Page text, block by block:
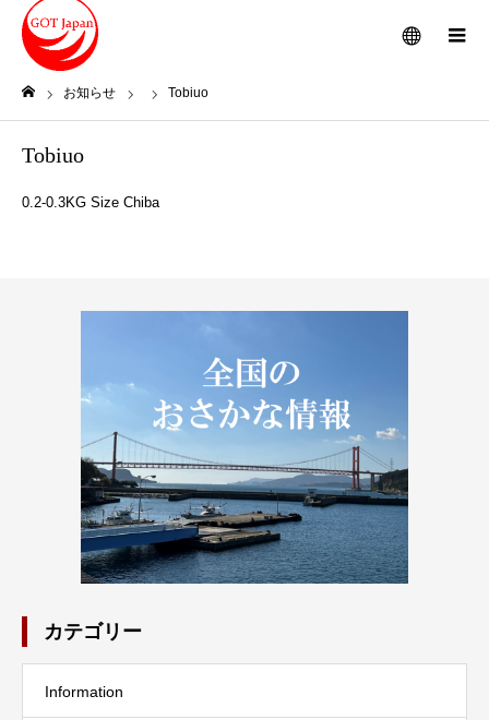
メニュー
お知らせ Tobiuo
Tobiuo
0.2-0.3KG Size Chiba
カテゴリー
Information